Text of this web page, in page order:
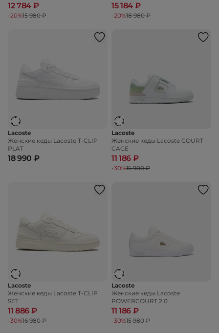
12 784 ₽
-20%15 980 ₽
15 184 ₽
-20%18 980 ₽
Lacoste
Женские кеды Lacoste T-CLIP
PLAT
18 990 ₽
Lacoste
Женские кеды Lacoste COURT
CAGE
11 186 ₽
-30%15 980 ₽
Lacoste
Женские кеды Lacoste T-CLIP
SET
11 886 ₽
-30%16 980 ₽
Lacoste
Женские кеды Lacoste
POWERCOURT 2.0
11 186 ₽
-30%15 980 ₽